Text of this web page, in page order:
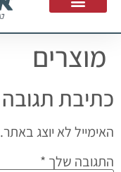
מוצרים
כתיבת תגובה
האימייל לא יוצג באתר.
התגובה שלך *